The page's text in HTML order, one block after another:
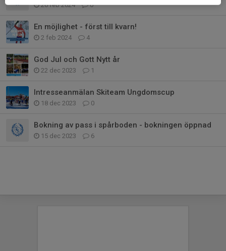
20 feb 2024 0
En möjlighet - först till kvarn!
2 feb 2024 4
God Jul och Gott Nytt år
22 dec 2023 1
Intresseanmälan Skiteam Ungdomscup
18 dec 2023 0
Bokning av pass i spårboden - bokningen öppnad
15 dec 2023 6